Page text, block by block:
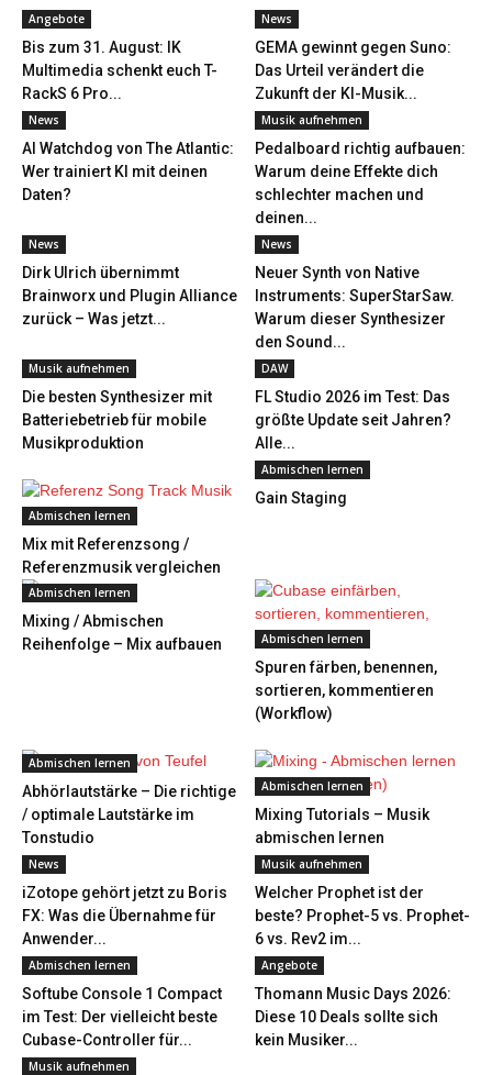
Angebote
Bis zum 31. August: IK
Multimedia schenkt euch T-
RackS 6 Pro...
News
GEMA gewinnt gegen Suno:
Das Urteil verändert die
Zukunft der KI-Musik...
News
AI Watchdog von The Atlantic:
Wer trainiert KI mit deinen
Daten?
Musik aufnehmen
Pedalboard richtig aufbauen:
Warum deine Effekte dich
schlechter machen und
deinen...
News
Dirk Ulrich übernimmt
Brainworx und Plugin Alliance
zurück – Was jetzt...
News
Neuer Synth von Native
Instruments: SuperStarSaw.
Warum dieser Synthesizer
den Sound...
Musik aufnehmen
Die besten Synthesizer mit
Batteriebetrieb für mobile
Musikproduktion
DAW
FL Studio 2026 im Test: Das
größte Update seit Jahren?
Alle...
Abmischen lernen
Mix mit Referenzsong /
Referenzmusik vergleichen
Abmischen lernen
Gain Staging
Abmischen lernen
Mixing / Abmischen
Reihenfolge – Mix aufbauen
Abmischen lernen
Spuren färben, benennen,
sortieren, kommentieren
(Workflow)
Abmischen lernen
Abhörlautstärke – Die richtige
/ optimale Lautstärke im
Tonstudio
Abmischen lernen
Mixing Tutorials – Musik
abmischen lernen
News
iZotope gehört jetzt zu Boris
FX: Was die Übernahme für
Anwender...
Musik aufnehmen
Welcher Prophet ist der
beste? Prophet-5 vs. Prophet-
6 vs. Rev2 im...
Abmischen lernen
Softube Console 1 Compact
im Test: Der vielleicht beste
Cubase-Controller für...
Angebote
Thomann Music Days 2026:
Diese 10 Deals sollte sich
kein Musiker...
Musik aufnehmen